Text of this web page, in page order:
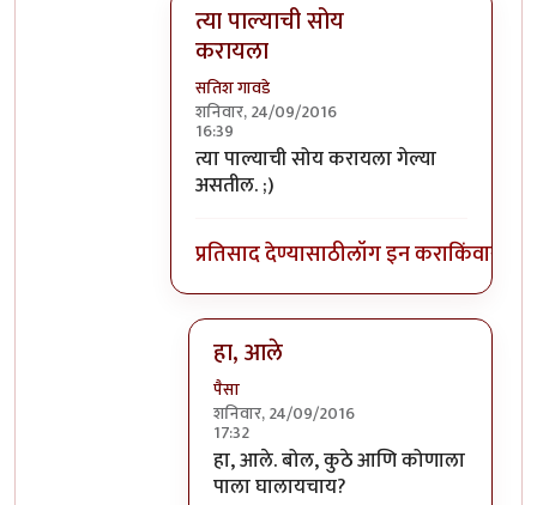
त्या पाल्याची सोय
करायला
सतिश गावडे
शनिवार, 24/09/2016
16:39
In reply toपैसातै, बकरा गावतंय बघ...!!!
त्या पाल्याची सोय करायला गेल्या
असतील. ;)
प्रतिसाद देण्यासाठीलॉग इन कराकिंवा
हा, आले
पैसा
शनिवार, 24/09/2016
17:32
In reply toत्या पाल्याची सोय करायला
हा, आले. बोल, कुठे आणि कोणाला
पाला घालायचाय?